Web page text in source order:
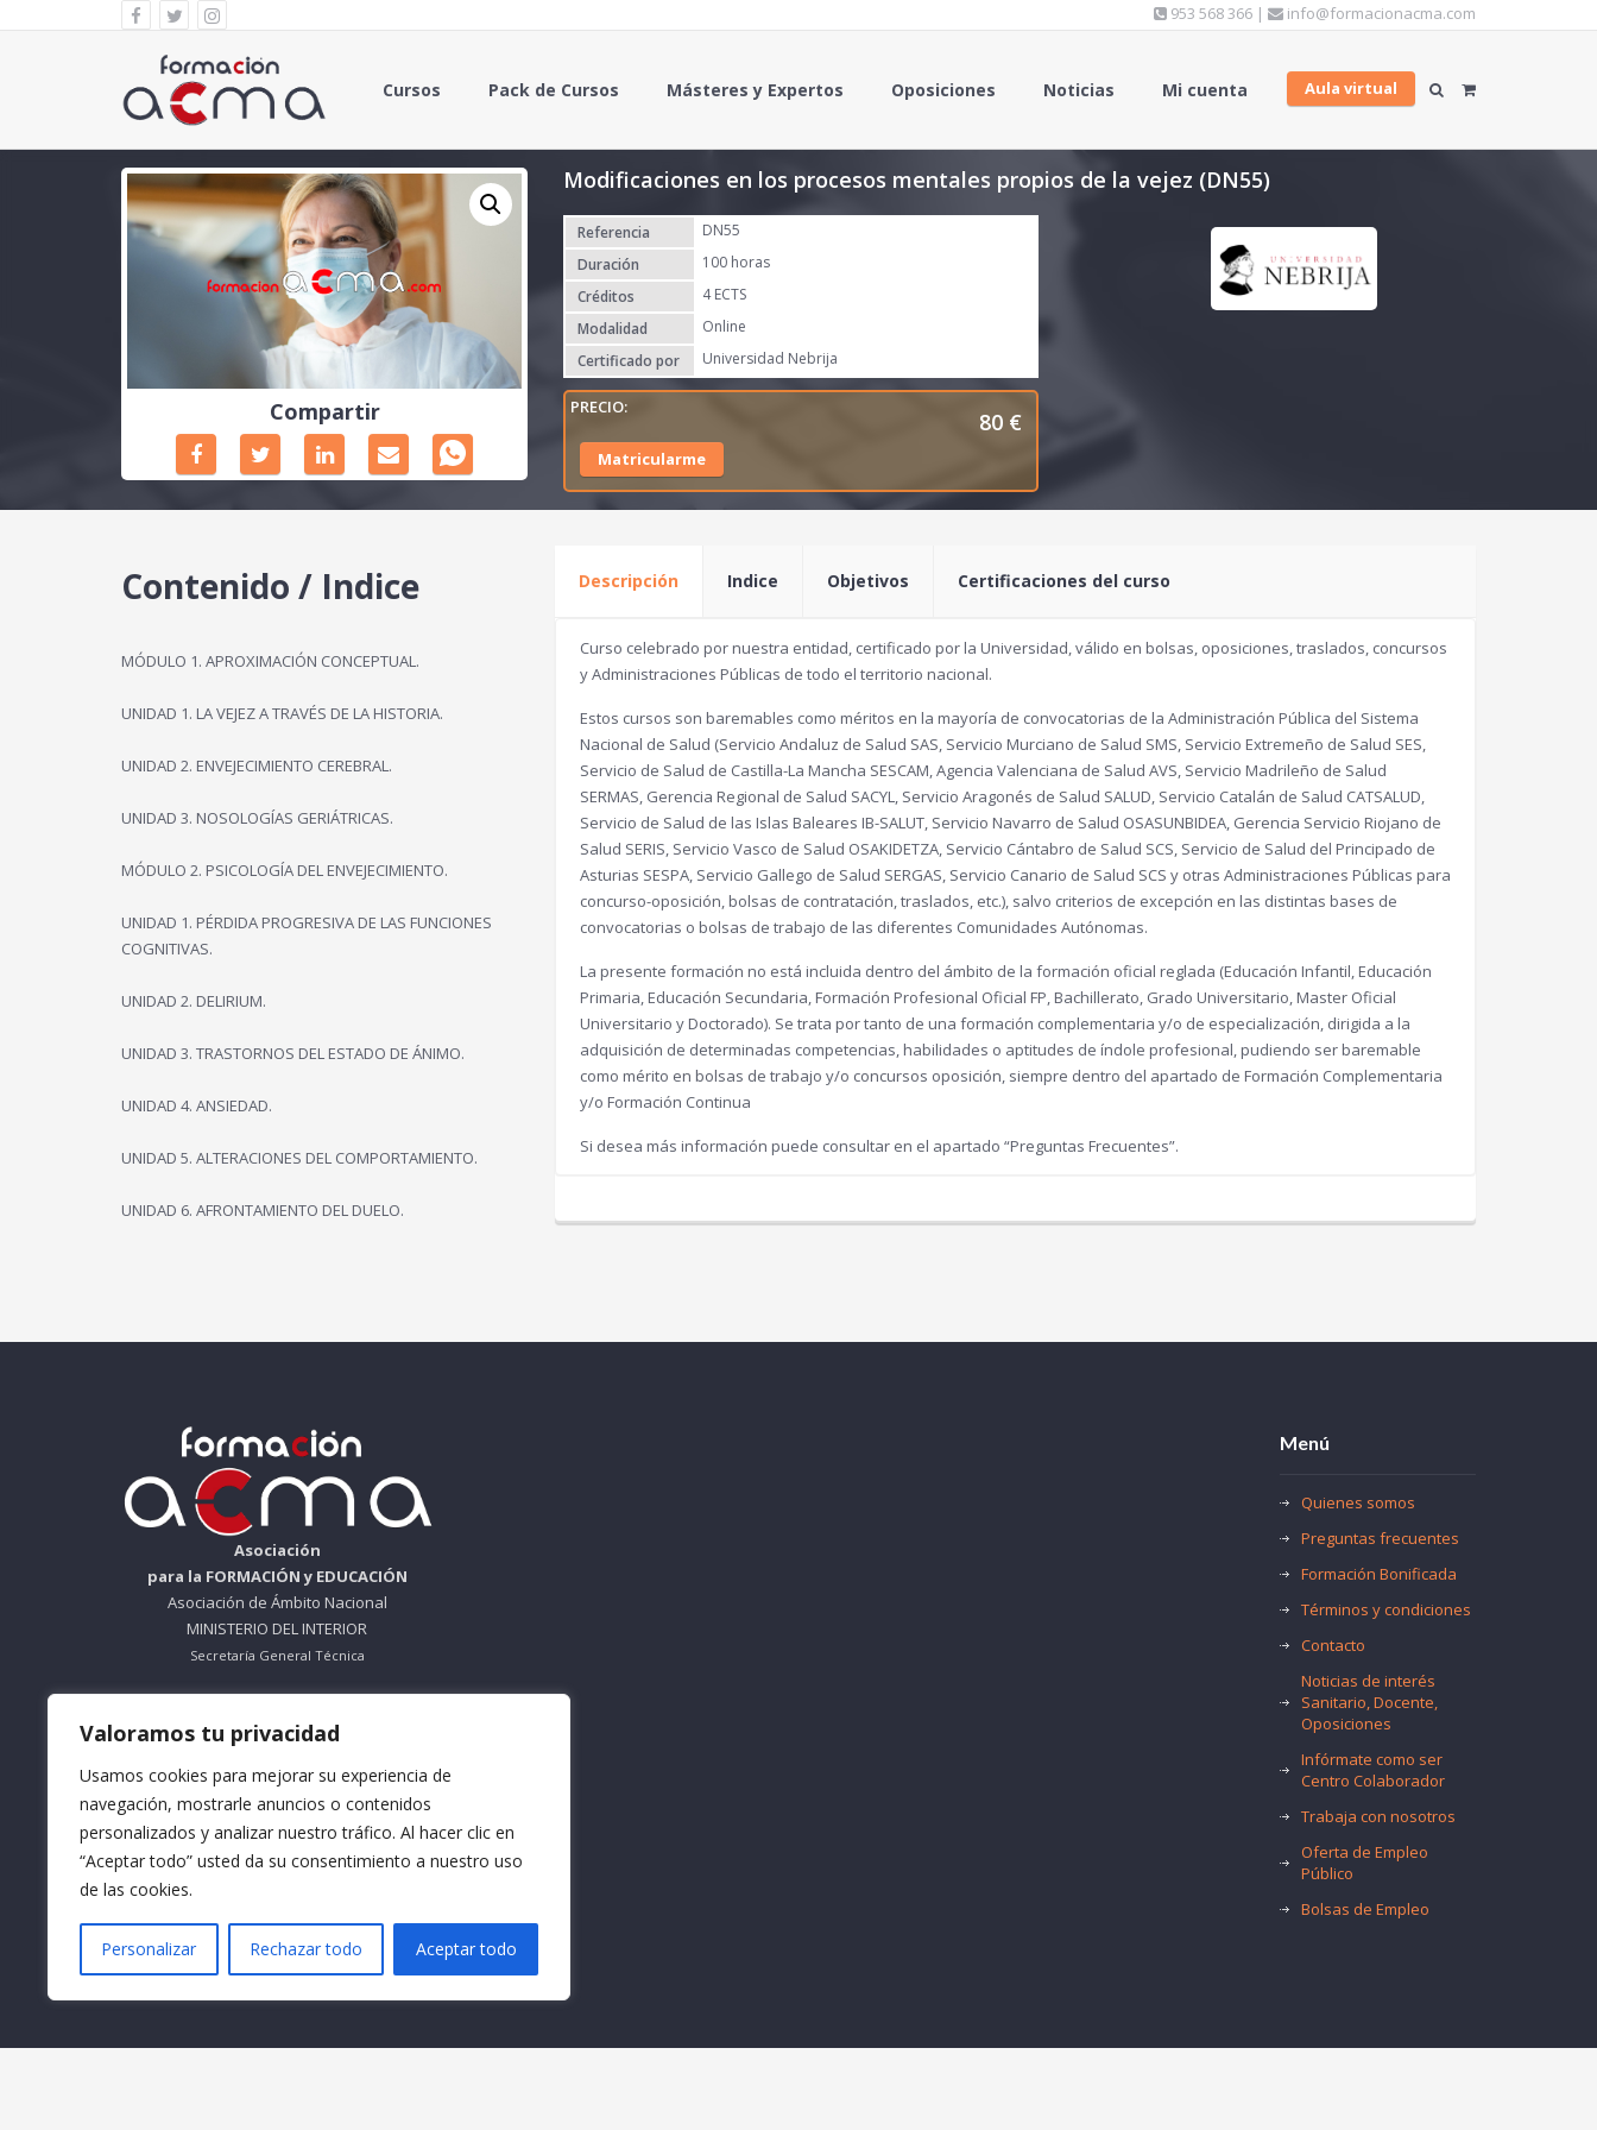
Valoramos tu privacidad
Usamos cookies para mejorar su experiencia de
navegación, mostrarle anuncios o contenidos
personalizados y analizar nuestro tráfico. Al hacer clic en
“Aceptar todo” usted da su consentimiento a nuestro uso
de las cookies.
Personalizar Rechazar todo Aceptar todo
953 568 366 | info@formacionacma.com
Cursos Pack de Cursos Másteres y Expertos Oposiciones Noticias Mi cuenta Aula virtual
Compartir
Modificaciones en los procesos mentales propios de la vejez (DN55)
Referencia
DN55
Duración
100 horas
Créditos
4 ECTS
Modalidad
Online
Certificado por
Universidad Nebrija
80 €
Matricularme
Contenido / Indice
MÓDULO 1. APROXIMACIÓN CONCEPTUAL.
UNIDAD 1. LA VEJEZ A TRAVÉS DE LA HISTORIA.
UNIDAD 2. ENVEJECIMIENTO CEREBRAL.
UNIDAD 3. NOSOLOGÍAS GERIÁTRICAS.
MÓDULO 2. PSICOLOGÍA DEL ENVEJECIMIENTO.
UNIDAD 1. PÉRDIDA PROGRESIVA DE LAS FUNCIONES
COGNITIVAS.
UNIDAD 2. DELIRIUM.
UNIDAD 3. TRASTORNOS DEL ESTADO DE ÁNIMO.
UNIDAD 4. ANSIEDAD.
UNIDAD 5. ALTERACIONES DEL COMPORTAMIENTO.
UNIDAD 6. AFRONTAMIENTO DEL DUELO.
Descripción Indice Objetivos Certificaciones del curso
Curso celebrado por nuestra entidad, certificado por la Universidad, válido en bolsas, oposiciones, traslados, concursos
y Administraciones Públicas de todo el territorio nacional.
Estos cursos son baremables como méritos en la mayoría de convocatorias de la Administración Pública del Sistema
Nacional de Salud (Servicio Andaluz de Salud SAS, Servicio Murciano de Salud SMS, Servicio Extremeño de Salud SES,
Servicio de Salud de Castilla-La Mancha SESCAM, Agencia Valenciana de Salud AVS, Servicio Madrileño de Salud
SERMAS, Gerencia Regional de Salud SACYL, Servicio Aragonés de Salud SALUD, Servicio Catalán de Salud CATSALUD,
Servicio de Salud de las Islas Baleares IB-SALUT, Servicio Navarro de Salud OSASUNBIDEA, Gerencia Servicio Riojano de
Salud SERIS, Servicio Vasco de Salud OSAKIDETZA, Servicio Cántabro de Salud SCS, Servicio de Salud del Principado de
Asturias SESPA, Servicio Gallego de Salud SERGAS, Servicio Canario de Salud SCS y otras Administraciones Públicas para
concurso-oposición, bolsas de contratación, traslados, etc.), salvo criterios de excepción en las distintas bases de
convocatorias o bolsas de trabajo de las diferentes Comunidades Autónomas.
La presente formación no está incluida dentro del ámbito de la formación oficial reglada (Educación Infantil, Educación
Primaria, Educación Secundaria, Formación Profesional Oficial FP, Bachillerato, Grado Universitario, Master Oficial
Universitario y Doctorado). Se trata por tanto de una formación complementaria y/o de especialización, dirigida a la
adquisición de determinadas competencias, habilidades o aptitudes de índole profesional, pudiendo ser baremable
como mérito en bolsas de trabajo y/o concursos oposición, siempre dentro del apartado de Formación Complementaria
y/o Formación Continua
Si desea más información puede consultar en el apartado “Preguntas Frecuentes”.
Asociación
para la FORMACIÓN y EDUCACIÓN
Asociación de Ámbito Nacional
MINISTERIO DEL INTERIOR
Secretaría General Técnica
Nº Registro 612695
Teléfono: 953 56 83 66
Horario Mañana: De Lunes a Viernes
9:30 a 13:30
16:30 a 18:30
Menú
Quienes somos
Preguntas frecuentes
Formación Bonificada
Términos y condiciones
Contacto
Noticias de interés
Sanitario, Docente,
Oposiciones
Infórmate como ser
Centro Colaborador
Trabaja con nosotros
Oferta de Empleo
Público
Bolsas de Empleo